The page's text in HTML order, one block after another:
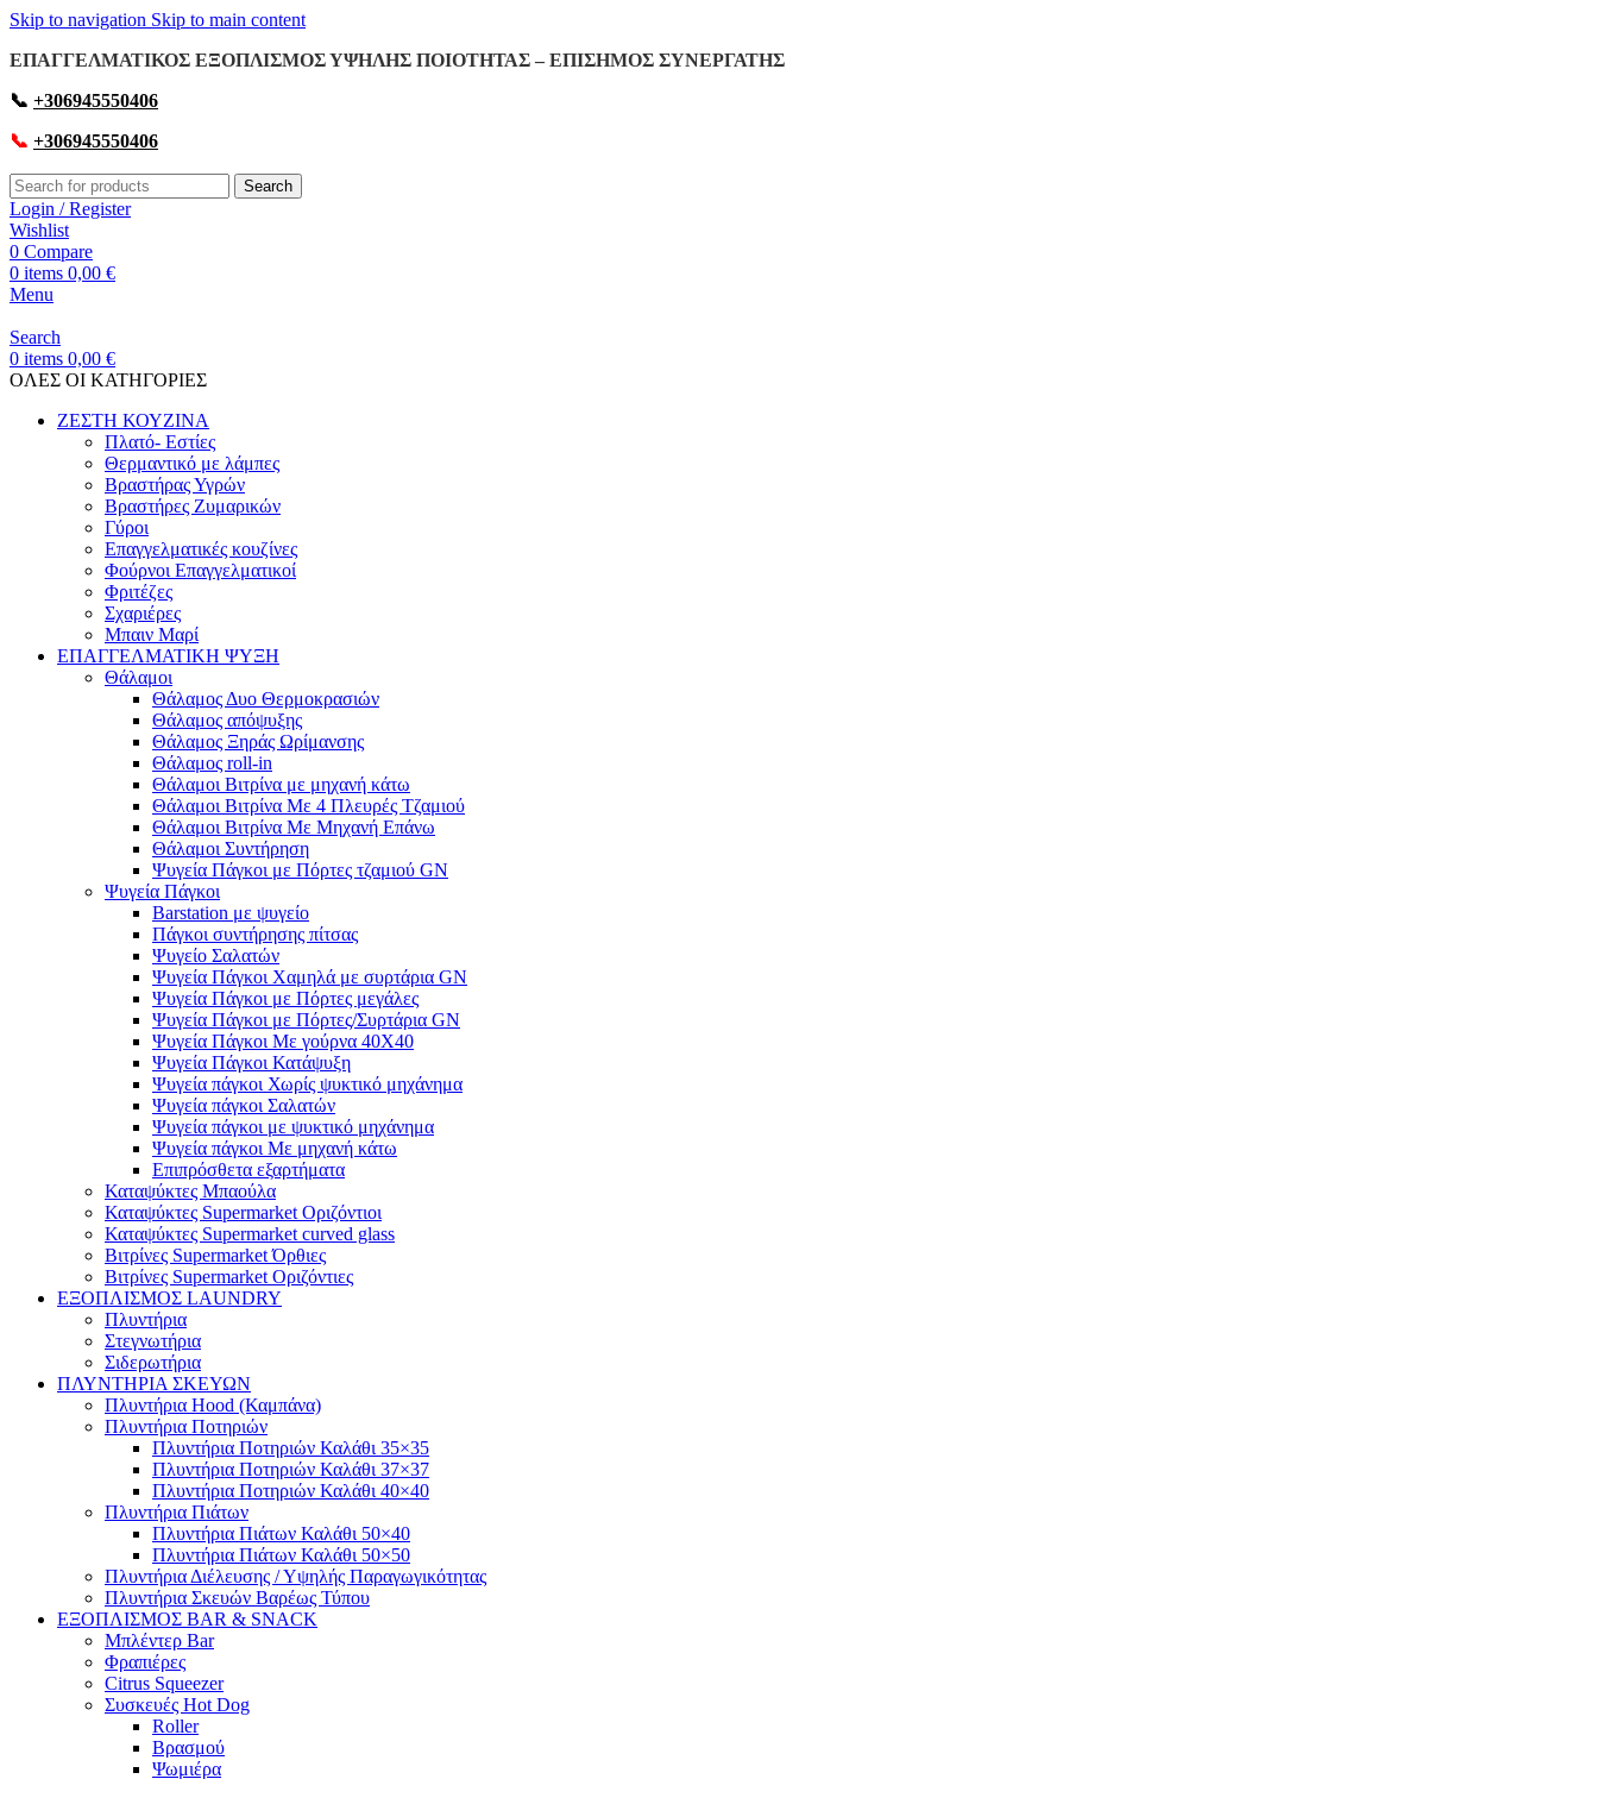
Skip to navigation Skip to main content
ΕΠΑΓΓΕΛΜΑΤΙΚΟΣ ΕΞΟΠΛΙΣΜΟΣ ΥΨΗΛΗΣ ΠΟΙΟΤΗΤΑΣ – ΕΠΙΣΗΜΟΣ ΣΥΝΕΡΓΑΤΗΣ
📞 +306945550406
📞 +306945550406
Search
Login / Register
Wishlist
0 Compare
0 items 0,00 €
Menu
Search
0 items 0,00 €
OΛΕΣ ΟΙ ΚΑΤΗΓΟΡΙΕΣ
ΖΕΣΤΗ ΚΟΥΖΙΝΑ
Πλατό- Εστίες
Θερμαντικό με λάμπες
Βραστήρας Υγρών
Βραστήρες Ζυμαρικών
Γύροι
Επαγγελματικές κουζίνες
Φούρνοι Επαγγελματικοί
Φριτέζες
Σχαριέρες
Μπαιν Μαρί
ΕΠΑΓΓΕΛΜΑΤΙΚΗ ΨΥΞΗ
Θάλαμοι
Θάλαμος Δυο Θερμοκρασιών
Θάλαμος απόψυξης
Θάλαμος Ξηράς Ωρίμανσης
Θάλαμος roll-in
Θάλαμοι Βιτρίνα με μηχανή κάτω
Θάλαμοι Βιτρίνα Με 4 Πλευρές Τζαμιού
Θάλαμοι Βιτρίνα Με Μηχανή Επάνω
Θάλαμοι Συντήρηση
Ψυγεία Πάγκοι με Πόρτες τζαμιού GN
Ψυγεία Πάγκοι
Barstation με ψυγείο
Πάγκοι συντήρησης πίτσας
Ψυγείο Σαλατών
Ψυγεία Πάγκοι Χαμηλά με συρτάρια GN
Ψυγεία Πάγκοι με Πόρτες μεγάλες
Ψυγεία Πάγκοι με Πόρτες/Συρτάρια GN
Ψυγεία Πάγκοι Με γούρνα 40Χ40
Ψυγεία Πάγκοι Κατάψυξη
Ψυγεία πάγκοι Χωρίς ψυκτικό μηχάνημα
Ψυγεία πάγκοι Σαλατών
Ψυγεία πάγκοι με ψυκτικό μηχάνημα
Ψυγεία πάγκοι Με μηχανή κάτω
Επιπρόσθετα εξαρτήματα
Καταψύκτες Μπαούλα
Καταψύκτες Supermarket Οριζόντιοι
Καταψύκτες Supermarket curved glass
Βιτρίνες Supermarket Όρθιες
Βιτρίνες Supermarket Οριζόντιες
ΕΞΟΠΛΙΣΜΟΣ LAUNDRY
Πλυντήρια
Στεγνωτήρια
Σιδερωτήρια
ΠΛΥΝΤΗΡΙΑ ΣΚΕΥΩΝ
Πλυντήρια Hood (Καμπάνα)
Πλυντήρια Ποτηριών
Πλυντήρια Ποτηριών Καλάθι 35×35
Πλυντήρια Ποτηριών Καλάθι 37×37
Πλυντήρια Ποτηριών Καλάθι 40×40
Πλυντήρια Πιάτων
Πλυντήρια Πιάτων Καλάθι 50×40
Πλυντήρια Πιάτων Καλάθι 50×50
Πλυντήρια Διέλευσης / Υψηλής Παραγωγικότητας
Πλυντήρια Σκευών Βαρέως Τύπου
ΕΞΟΠΛΙΣΜΟΣ BAR & SNACK
Μπλέντερ Bar
Φραπιέρες
Citrus Squeezer
Συσκευές Hot Dog
Roller
Βρασμού
Ψωμιέρα